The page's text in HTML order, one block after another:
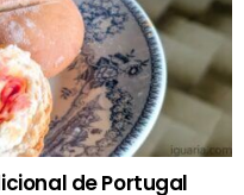
de Portugal